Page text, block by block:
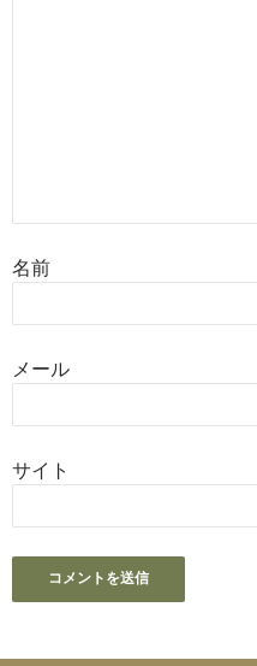
名前
メール
サイト